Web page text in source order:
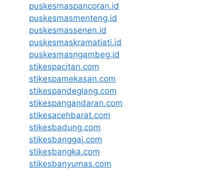
puskesmaspancoran.id
puskesmasmenteng.id
puskesmassenen.id
puskesmaskramatjati.id
puskesmasngambeg.id
stikespacitan.com
stikespamekasan.com
stikespandeglang.com
stikespangandaran.com
stikesacehbarat.com
stikesbadung.com
stikesbanggai.com
stikesbangka.com
stikesbanyumas.com